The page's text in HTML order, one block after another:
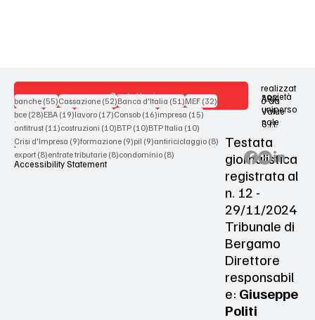
Contattaci
Terms & Conditions
Privacy Policy
Accessibility Statement
realizzat
o da
società
uniperso
nale
ARX
Value
S.r.l.
Testata
giornalistica
registrata al
n. 12 -
29/11/2024
Tribunale di
Bergamo
Direttore
responsabil
e: Giuseppe
Politi
banche (55)55 post
Cassazione (52)52 post
Banca d'Italia (51)51 post
MEF (32)32 post
bce (28)28 post
EBA (19)19 post
lavoro (17)17 post
Consob (16)16 post
impresa (15)15 post
antitrust (11)11 post
costruzioni (10)10 post
BTP (10)10 post
BTP Italia (10)10 post
Crisi d'Impresa (9)9 post
formazione (9)9 post
pil (9)9 post
antiriciclaggio (8)8 post
export (8)8 post
entrate tributarie (8)8 post
condominio (8)8 post